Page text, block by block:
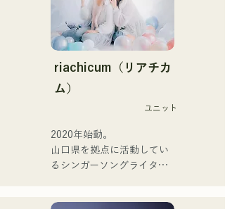
맞아 활동을 한다.
【NEW SINGLE】
2025년 6월 25일에 신곡
「세계는 사랑이야」를 릴리
스.
半留学。
現在はLOVE FMの"music
×serendipity"でラジオDJを
務める。
デルやタレントとしても活
躍中。世界的有名なオーデ
ゴットタレント」で日本人
の芸人史上初のゴールデン
ブザーを獲得し、その後ス
もゴールデンブザーを獲得
riachicum（リアチカ
ム）
ユニット
2020年始動。
山口県を拠点に活動してい
るシンガーソングライター